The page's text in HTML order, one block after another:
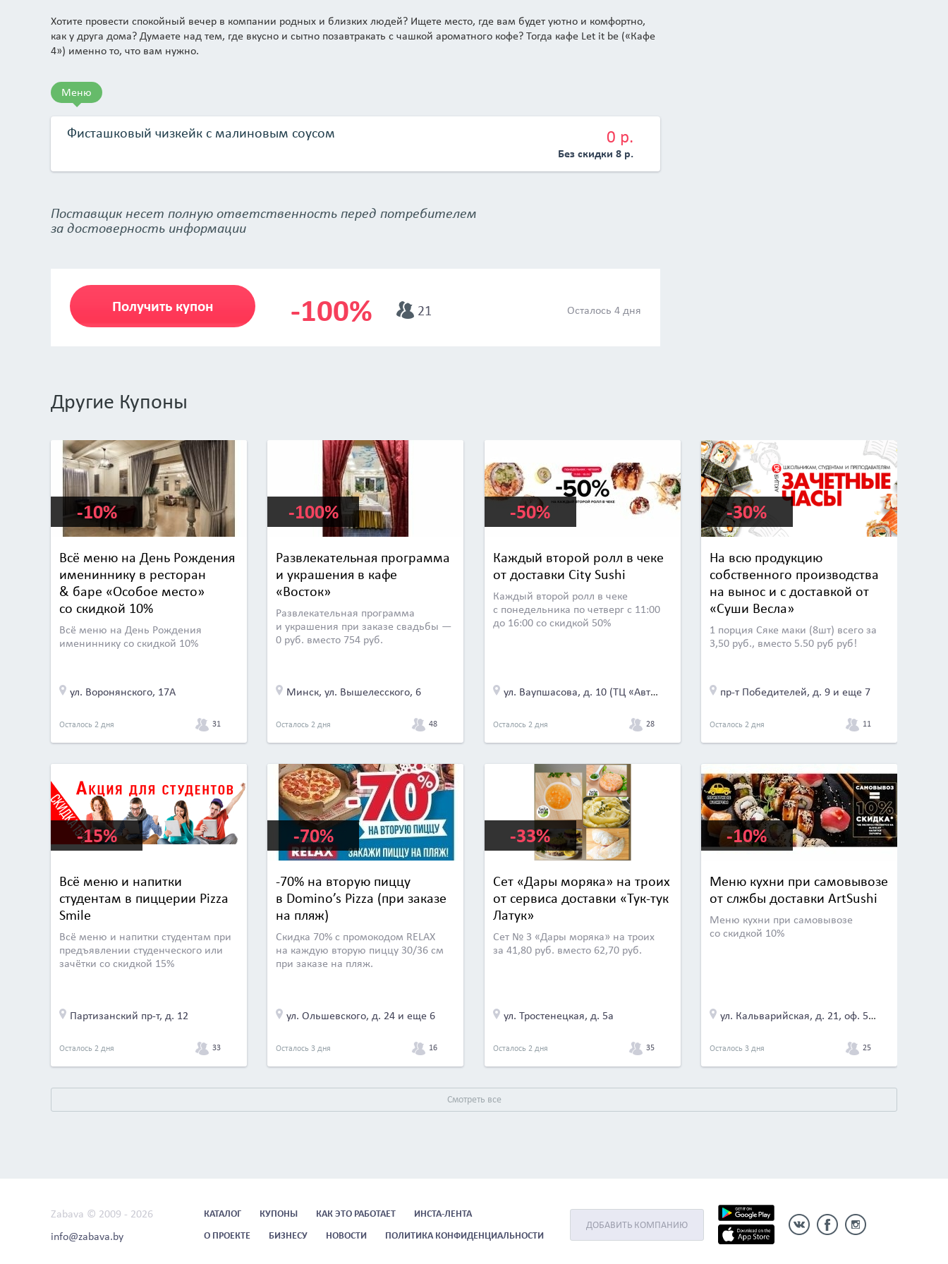
Хотите провести спокойный вечер в компании родных и близких людей? Ищете место, где вам будет уютно и комфортно,
как у друга дома? Думаете над тем, где вкусно и сытно позавтракать с чашкой ароматного кофе? Тогда кафе Let it be («Кафе
4») именно то, что вам нужно.
Меню
Фисташковый чизкейк с малиновым соусом 0 р.
Без скидки 8 р.
Поставщик несет полную ответственность перед потребителем
за достоверность информации
Получить купон -100% 21 Осталось 4 дня
Другие Купоны
Всё меню на День Рождения
имениннику в ресторан
& баре «Особое место»
со скидкой 10%
Всё меню на День Рождения
имениннику со скидкой 10%
ул. Воронянского, 17А
Осталось 2 дня 31
-10%
Развлекательная программа
и украшения в кафе
«Восток»
Развлекательная программа
и украшения при заказе свадьбы —
0 руб. вместо 754 руб.
Минск, ул. Вышелесского, 6
Осталось 2 дня 48
-100%
Каждый второй ролл в чеке
от доставки City Sushi
Каждый второй ролл в чеке
с понедельника по четверг с 11:00
до 16:00 со скидкой 50%
ул. Ваупшасова, д. 10 (ТЦ «Автоиндустрия», 3 эт.)
Осталось 2 дня 28
-50%
На всю продукцию
собственного производства
на вынос и с доставкой от
«Суши Весла»
1 порция Сяке маки (8шт) всего за
3,50 руб., вместо 5.50 руб руб!
пр-т Победителей, д. 9 и еще 7
Осталось 2 дня 11
-30%
Всё меню и напитки
студентам в пиццерии Pizza
Smile
Всё меню и напитки студентам при
предъявлении студенческого или
зачётки со скидкой 15%
Партизанский пр-т, д. 12
Осталось 2 дня 33
-15%
-70% на вторую пиццу
в Domino’s Pizza (при заказе
на пляж)
Скидка 70% с промокодом RELAX
на каждую вторую пиццу 30/36 см
при заказе на пляж.
ул. Ольшевского, д. 24 и еще 6
Осталось 3 дня 16
-70%
Сет «Дары моряка» на троих
от сервиса доставки «Тук-тук
Латук»
Сет № 3 «Дары моряка» на троих
за 41,80 руб. вместо 62,70 руб.
ул. Тростенецкая, д. 5а
Осталось 2 дня 35
-33%
Меню кухни при самовывозе
от слжбы доставки ArtSushi
Меню кухни при самовывозе
со скидкой 10%
ул. Кальварийская, д. 21, оф. 500
Осталось 3 дня 25
-10%
Смотреть все
Zabava © 2009 - 2026
info@zabava.by
КАТАЛОГ КУПОНЫ КАК ЭТО РАБОТАЕТ
ИНСТА-ЛЕНТА
О ПРОЕКТЕ
БИЗНЕСУ НОВОСТИ ПОЛИТИКА КОНФИДЕНЦИАЛЬНОСТИ
ДОБАВИТЬ КОМПАНИЮ